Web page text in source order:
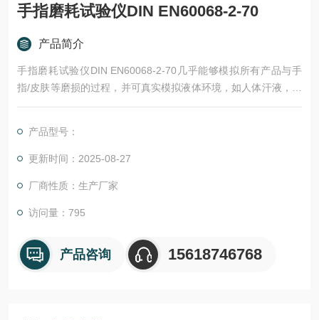
手指磨耗试验仪DIN EN60068-2-70
产品简介
手指磨耗试验仪DIN EN60068-2-70几乎能够模拟所有产品与手
指/皮肤等磨损的过程，并可真实模拟液体环境，如人体汗液，润
手霜，防晒霜，清洁剂，牙膏等液态介质。该设备可以模 拟磨损
划痕等。人类手指，皮肤，牙齿等介质与各类产品接触后会对其
材料表面产生磨损，这种磨损 严重影响了产品的质量品质。
产品型号：
更新时间：2025-08-27
厂商性质：生产厂家
访问量：795
产品咨询 15618746768